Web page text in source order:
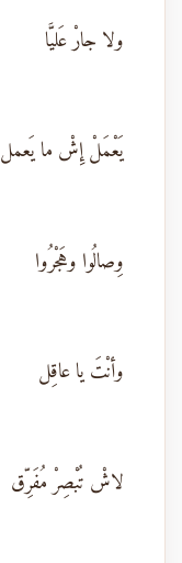
ولا جارْ عَليَّا
يَعْمَلْ إِشْ ما يَعمل
وِصالُوا وهَجْرُوا
وأنْتَ يا عاقِل
لاشْ تُبْصِرْ مُفَرِّق